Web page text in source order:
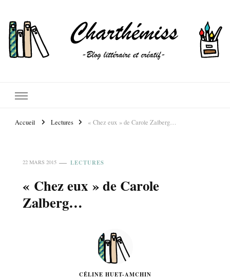
Accueil Lectures « Chez eux » de Carole Zalberg…
22 MARS 2015 LECTURES
« Chez eux » de Carole
Zalberg…
CÉLINE HUET-AMCHIN